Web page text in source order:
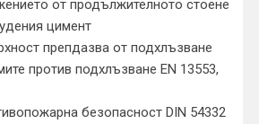
от продължителното стоене
цимент
препдазва от подхлъзване
против подхлъзване EN 13553,
безопасност DIN 54332